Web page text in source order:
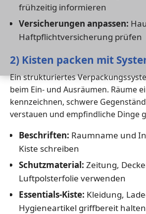
frühzeitig informieren
Versicherungen anpassen:
Haftpflichtversicherung prüfen
2) Kisten packen mit
Ein strukturiertes
beim Ein- und Ausräumen. Räume
kennzeichnen, schwere
verstauen und empfindliche Dinge
Beschriften: Raumname und
Kiste schreiben
Schutzmaterial: Zeitung,
Luftpolsterfolie verwenden
Essentials-Kiste: Kleidung,
Hygieneartikel griffbereit halten